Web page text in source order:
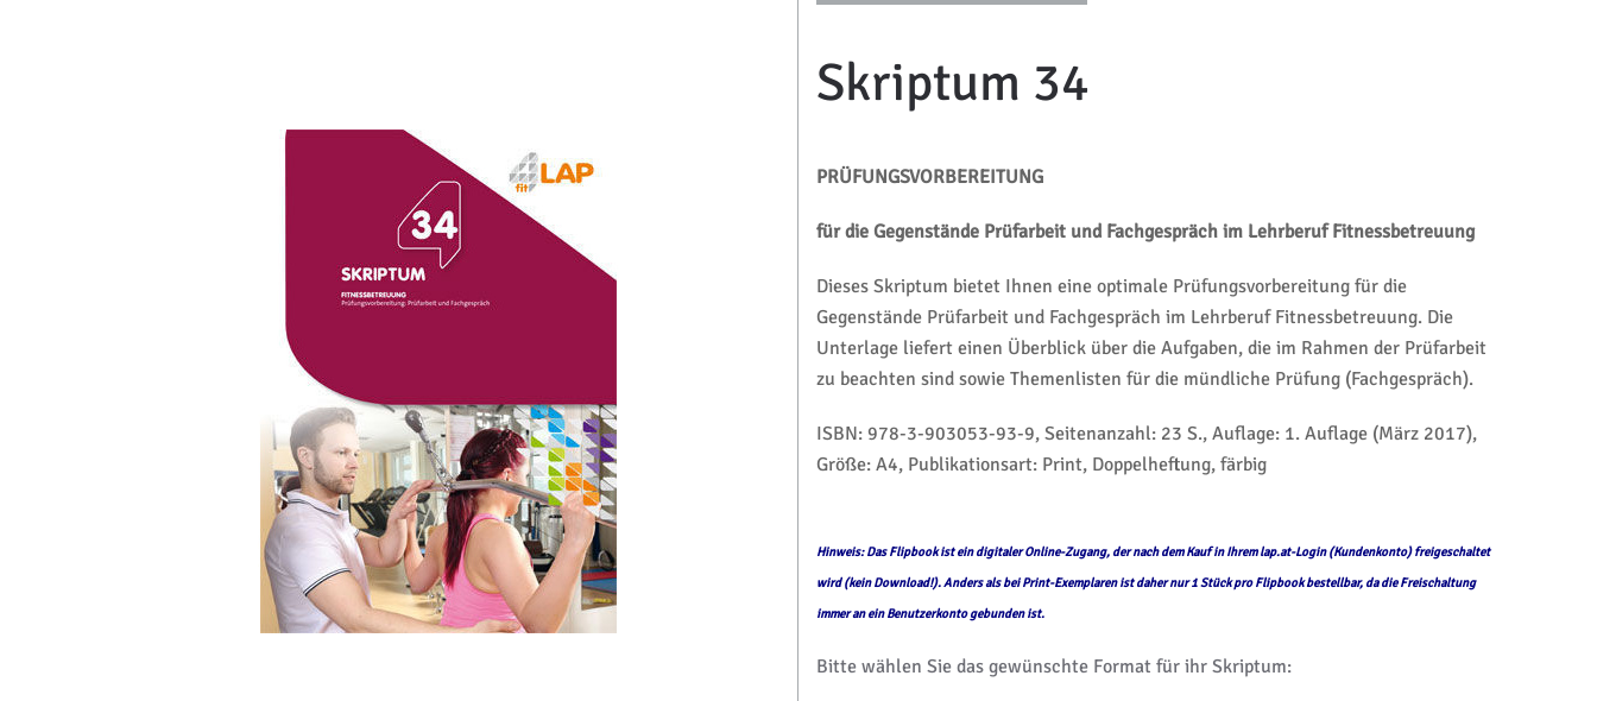
Skriptum 34
PRÜFUNGSVORBEREITUNG
für die Gegenstände Prüfarbeit und Fachgespräch im Lehrberuf Fitnessbetreuung
Dieses Skriptum bietet Ihnen eine optimale Prüfungsvorbereitung für die
Gegenstände Prüfarbeit und Fachgespräch im Lehrberuf Fitnessbetreuung. Die
Unterlage liefert einen Überblick über die Aufgaben, die im Rahmen der Prüfarbeit
zu beachten sind sowie Themenlisten für die mündliche Prüfung (Fachgespräch).
ISBN: 978-3-903053-93-9, Seitenanzahl: 23 S., Auflage: 1. Auflage (März 2017),
Größe: A4, Publikationsart: Print, Doppelheftung, färbig
Hinweis: Das Flipbook ist ein digitaler Online-Zugang, der nach dem Kauf in Ihrem lap.at-Login (Kundenkonto) freigeschaltet
wird (kein Download!). Anders als bei Print-Exemplaren ist daher nur 1 Stück pro Flipbook bestellbar, da die Freischaltung
immer an ein Benutzerkonto gebunden ist.
Bitte wählen Sie das gewünschte Format für ihr Skriptum: